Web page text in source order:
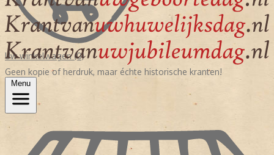
Uw winkelwagen (0)
Geen kopie of herdruk, maar échte historische kranten!
Menu